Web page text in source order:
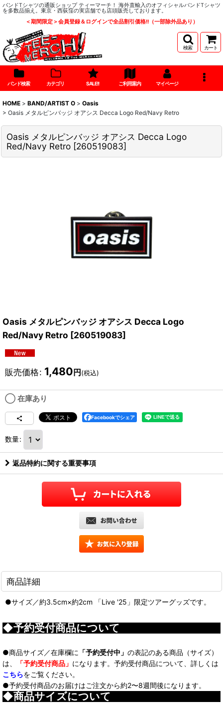
バンドTシャツの通販ショップ ティーマーチ！ 海外直輸入のオフィシャルバンドTシャツ
を多数品揃え。東京・西荻窪の実店舗でも店頭販売しております。
＜期間限定＞会員登録＆ログインで全品割引価格!!（一部除外品あり）
検索 カート
バンド検索 カテゴリ SALE!! ご利用案内 マイページ
HOME > BAND/ARTIST O > Oasis
> Oasis メタルピンバッジ オアシス Decca Logo Red/Navy Retro
Oasis メタルピンバッジ オアシス Decca Logo
Red/Navy Retro [260519083]
Oasis メタルピンバッジ オアシス Decca Logo
Red/Navy Retro [260519083]
販売価格: 1,480 円 (税込)
◯ 在庫あり
Facebookでシェア
数量:
返品特約に関する重要事項
商品詳細
●サイズ／約3.5cm×約2cm 「Live '25」限定ツアーグッズです。
◆予約受付商品について
●商品サイズ／在庫欄に 「予約受付中」 の表記のある商品（サイズ）
は、
「予約受付商品」 になります。予約受付商品について、詳しくは
こちらをご覧ください。
●予約受付商品のお届けはご注文から約2〜8週間後になります。
◆商品サイズについて